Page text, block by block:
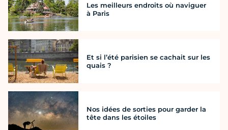
Les meilleurs endroits où naviguer
à Paris
Et si l’été parisien se cachait sur les
quais ?
Nos idées de sorties pour garder la
tête dans les étoiles